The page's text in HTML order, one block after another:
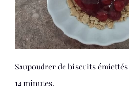
Saupoudrer de biscuits
14 minutes.